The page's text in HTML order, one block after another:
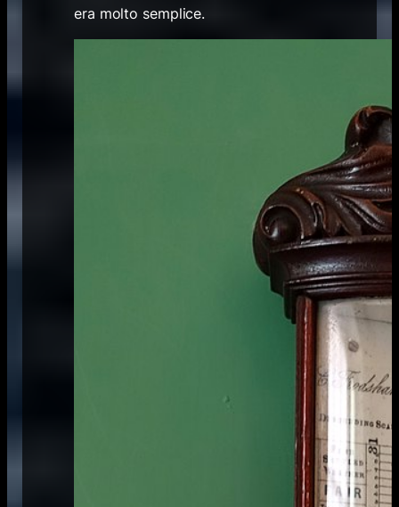
era molto semplice.